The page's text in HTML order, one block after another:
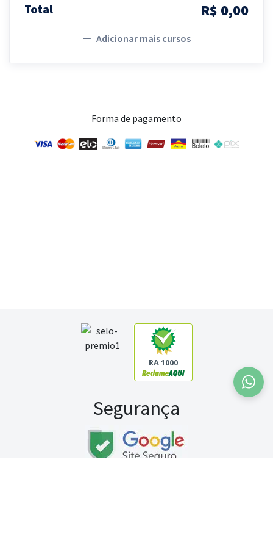
Total R$ 0,00
Adicionar mais cursos
Forma de pagamento
RA 1000
Segurança